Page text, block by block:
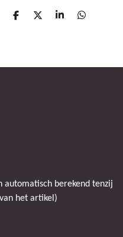
D
D
S
D
automatisch berekend tenzij
het artikel)